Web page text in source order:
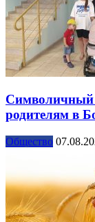
Символичный
родителям в
Общество